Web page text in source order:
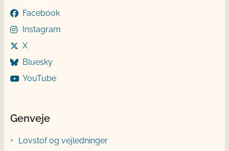
Facebook
Instagram
X
Bluesky
YouTube
Genveje
Lovstof og vejledninger